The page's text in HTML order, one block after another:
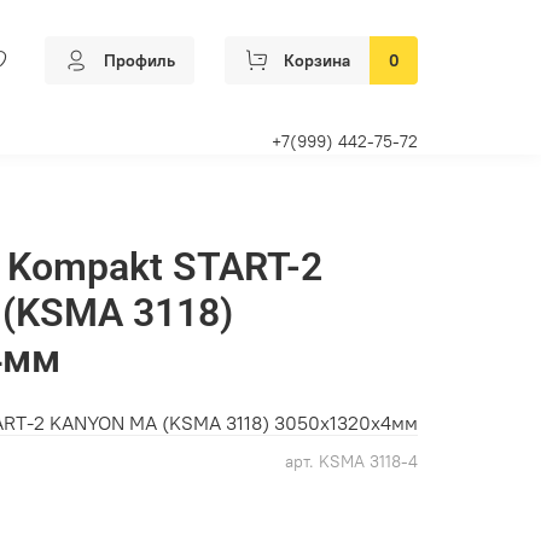
Профиль Корзина 0
+7(999) 442-75-72
арт. KSMA 3118-4
START-2
3118)
2 KANYON MA (KSMA 3118) 3050х1320х4мм